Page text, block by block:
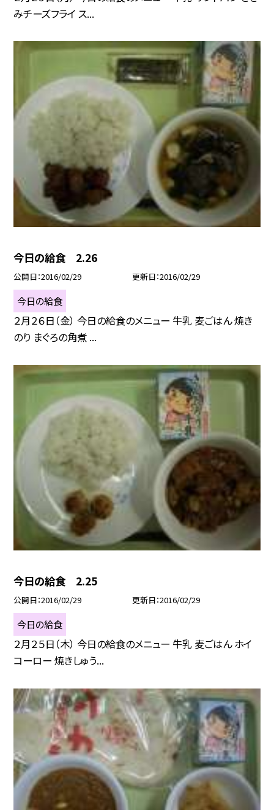
みチーズフライ ス...
今日の給食 2.26
公開日 2016/02/29 更新日 2016/02/29
今日の給食
２月２６日（金） 今日の給食のメニュー 牛乳 麦ごはん 焼き
のり まぐろの角煮 ...
今日の給食 2.25
公開日 2016/02/29 更新日 2016/02/29
今日の給食
２月２５日（木） 今日の給食のメニュー 牛乳 麦ごはん ホイ
コーロー 焼きしゅう...